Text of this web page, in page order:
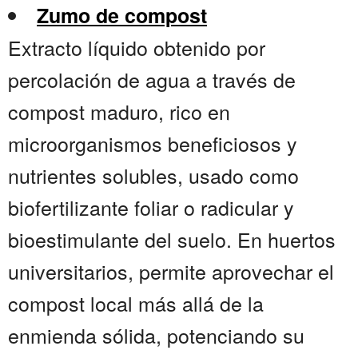
Zumo de compost
Extracto líquido obtenido por
percolación de agua a través de
compost maduro, rico en
microorganismos beneficiosos y
nutrientes solubles, usado como
biofertilizante foliar o radicular y
bioestimulante del suelo. En huertos
universitarios, permite aprovechar el
compost local más allá de la
enmienda sólida, potenciando su